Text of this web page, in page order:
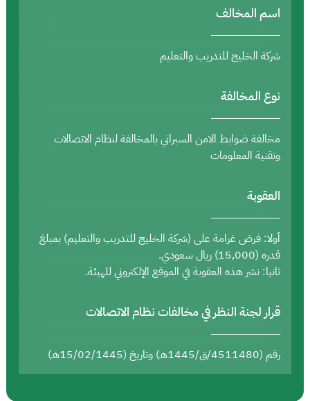
اسم المخالف
شركة الخليج للتدريب والتعليم
نوع المخالفة
مخالفة ضوابط الامن السبراني بالمخالفة لنظام الاتصالات
وتقنية المعلومات
العقوبة
أولا: فرض غرامة على (شركة الخليج للتدريب والتعليم) بمبلغ
قدره (15,000) ريال سعودي.
ثانيا: نشر هذه العقوبة في الموقع الإلكتروني للهيئة.
قرار لجنة النظر في مخالفات نظام الاتصالات
رقم (4511480/ق/1445هـ) وتاريخ (15/02/1445هـ)